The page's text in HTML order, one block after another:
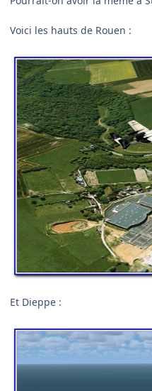
Voici les hauts de Rouen :
Et Dieppe :